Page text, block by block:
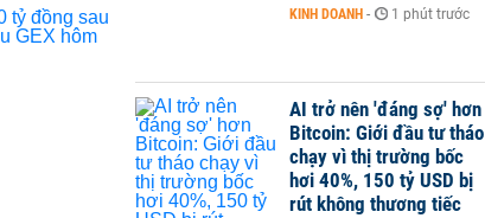
KINH DOANH - 1 phút trước
AI trở nên 'đáng sợ' hơn
Bitcoin: Giới đầu tư tháo
chạy vì thị trường bốc
hơi 40%, 150 tỷ USD bị
rút không thương tiếc